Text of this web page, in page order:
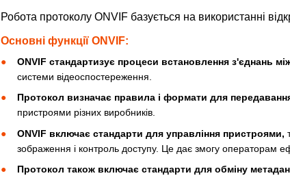
Робота протоколу ONVIF базується на використанні
Основні функції ONVIF:
ONVIF стандартизує процеси встановлення з'єднань
системи відеоспостереження.
Протокол визначає правила і формати для
пристроями різних виробників.
ONVIF включає стандарти для управління пристроями,
зображення і контроль доступу. Це дає змогу операторам
Протокол також включає стандарти для обміну